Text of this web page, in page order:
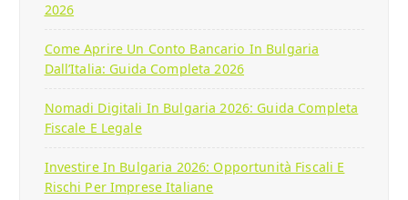
2026
Come Aprire Un Conto Bancario In Bulgaria
Dall’Italia: Guida Completa 2026
Nomadi Digitali In Bulgaria 2026: Guida Completa
Fiscale E Legale
Investire In Bulgaria 2026: Opportunità Fiscali E
Rischi Per Imprese Italiane